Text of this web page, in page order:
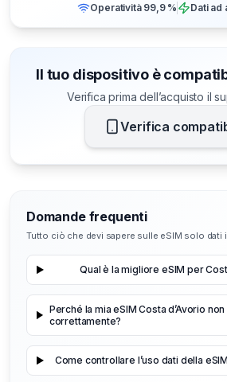
Operatività 99,9 % Dati ad
Il tuo dispositivo è
Verifica prima dell’acquisto il
Verifica
Domande frequenti
Tutto ciò che devi sapere sulle eSIM solo dati
Qual è la migliore eSIM per
Perché la mia eSIM Costa d’Avorio
correttamente?
Come controllare l’uso dati della